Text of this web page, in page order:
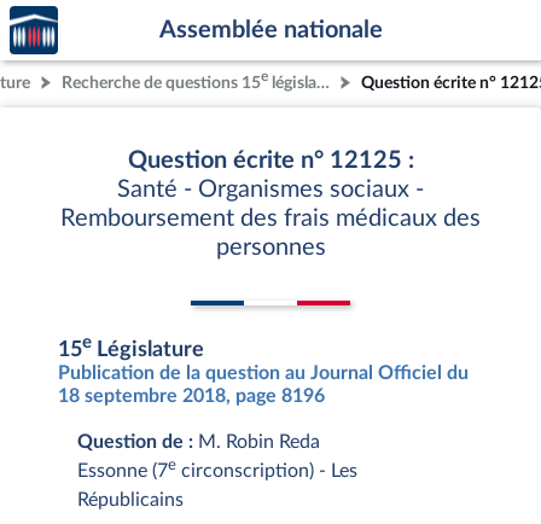
Aller au contenu
Aller en bas de la page
Accèder
à la
page
d'accueil
Assemblée nationale
Recherche de questions 15e législature Question écrite n°
Question écrite n° 12125 :
Santé - Organismes sociaux -
Remboursement des frais médicaux des
personnes
15e Législature
Publication de la question au Journal Officiel du
18 septembre 2018, page 8196
Question de : M. Robin Reda
Essonne (7e circonscription) - Les
Républicains